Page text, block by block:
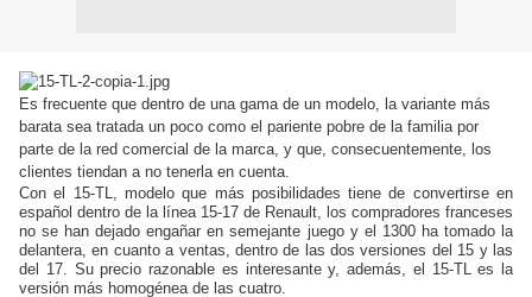
Es frecuente que dentro de una gama de un modelo, la variante más
barata sea tratada un poco como el pariente pobre de la familia por
parte de la red comercial de la marca, y que, consecuentemente, los
clientes tiendan a no tenerla en cuenta.
Con el 15-TL, modelo que más posibilidades tiene de convertirse en
español dentro de la línea 15-17 de Renault, los compradores franceses
no se han dejado engañar en semejante juego y el 1300 ha tomado la
delantera, en cuanto a ventas, dentro de las dos versiones del 15 y las
del 17. Su precio razonable es interesante y, además, el 15-TL es la
versión más homogénea de las cuatro.